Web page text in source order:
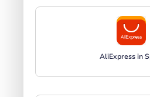
AliExpress in